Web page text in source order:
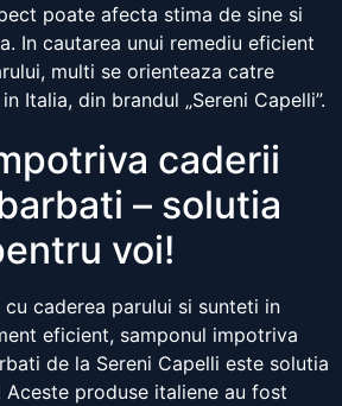
poate afecta stima de sine si
In cautarea unui remediu eficient
multi se orienteaza catre
Italia, din brandul „Sereni Capelli”.
caderii
– solutia
voi!
caderea parului si sunteti in
eficient, samponul impotriva
de la Sereni Capelli este solutia
produse italiene au fost